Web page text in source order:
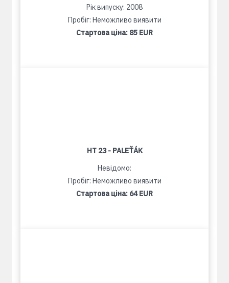
Рік випуску: 2008
Пробіг: Неможливо виявити
Стартова ціна: 85 EUR
HT 23 - PALEŤÁK
Невідомо:
Пробіг: Неможливо виявити
Стартова ціна: 64 EUR